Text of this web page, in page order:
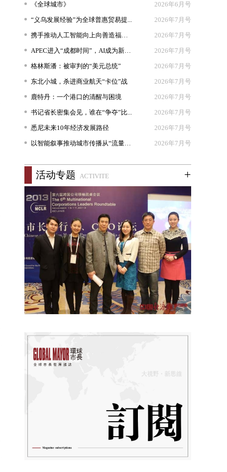
《全球城市》 2026年6月号
“义乌发展经验”为全球普惠贸易提... 2026年7月号
携手推动人工智能向上向善造福人类 2026年7月号
APEC进入“成都时间”，AI成为新坐... 2026年7月号
格林斯潘：被审判的“美元总统” 2026年7月号
东北小城，杀进商业航天“卡位”战 2026年7月号
鹿特丹：一个港口的清醒与困境 2026年7月号
书记省长密集会见，谁在“争夺”比... 2026年7月号
悉尼未来10年经济发展路径 2026年7月号
以智能叙事推动城市传播从“流量出... 2026年7月号
活动专题 ACTIVITE +